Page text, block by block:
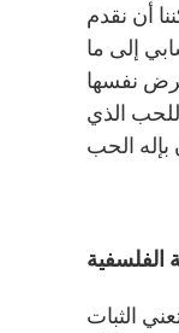
أن نقدم
1 + 1 + 1 = 1! أشير بتبسيط حسابي إلى ما
نفسها
الذي
الفلسفية
الثبات